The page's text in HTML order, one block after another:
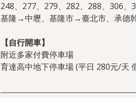
248、277、279、282、288、306、
基隆→中壢、基隆市→臺北市、承德
【自行開車】
附近多家付費停車場
育達高中地下停車場 (平日 280元/天